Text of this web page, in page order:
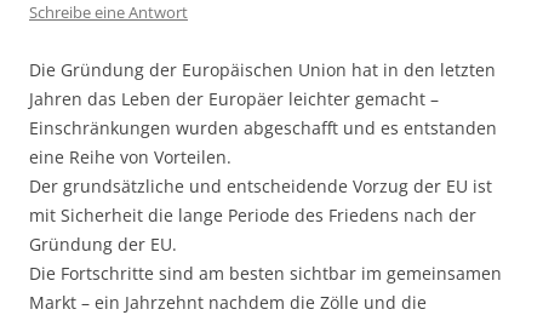
Schreibe eine Antwort
Die Gründung der Europäischen Union hat in den letzten
Jahren das Leben der Europäer leichter gemacht –
Einschränkungen wurden abgeschafft und es entstanden
eine Reihe von Vorteilen.
Der grundsätzliche und entscheidende Vorzug der EU ist
mit Sicherheit die lange Periode des Friedens nach der
Gründung der EU.
Die Fortschritte sind am besten sichtbar im gemeinsamen
Markt – ein Jahrzehnt nachdem die Zölle und die